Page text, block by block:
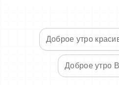
обновляется.Доброе утро
Доброе утро